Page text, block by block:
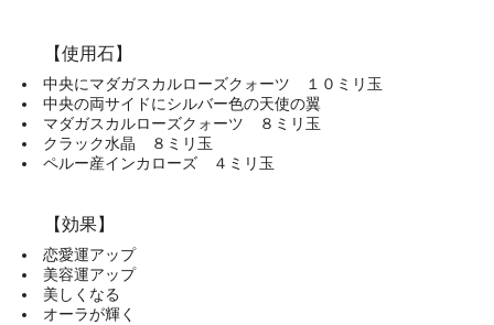
【使用石】
中央にマダガスカルローズクォーツ １０ミリ玉
中央の両サイドにシルバー色の天使の翼
マダガスカルローズクォーツ ８ミリ玉
クラック水晶 ８ミリ玉
ペルー産インカローズ ４ミリ玉
【効果】
恋愛運アップ
美容運アップ
美しくなる
オーラが輝く